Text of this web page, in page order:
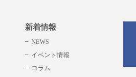
新着情報
NEWS
イベント情報
コラム